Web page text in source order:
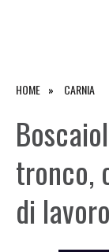
HOME CARNIA
tronco,
di lavoro